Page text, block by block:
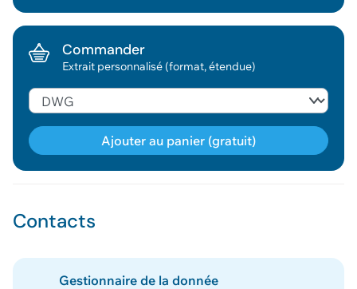
Contacts
Gestionnaire de la donnée
Commander
Extrait personnalisé (format, étendue)
Ajouter au panier (gratuit)
Voir le panier